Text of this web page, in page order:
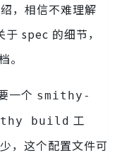
，相信不难理解
spec 的细节，
一个 smithy-
build 工
，这个配置文件可